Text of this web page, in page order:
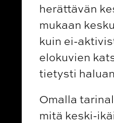
herättävän
mukaan
kuin ei-
elokuvien
tietysti
Omalla
mitä keski-